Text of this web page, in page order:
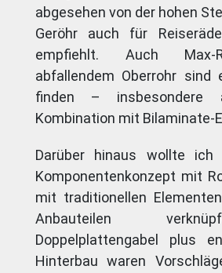
abgesehen von der hohen
Geröhr auch für
empfiehlt. Auch Max-
abfallendem Oberrohr sind
finden –
Kombination mit Bilaminate-
Darüber hinaus wollte ich
Komponentenkonzept mit
mit traditionellen
Anbauteilen
Doppelplattengabel plus
Hinterbau waren